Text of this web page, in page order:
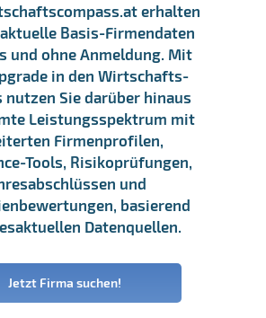
erhalten
Basis-Firmendaten
und ohne Anmeldung. Mit
in den Wirtschafts-
nutzen Sie darüber hinaus
Leistungsspektrum mit
Firmenprofilen,
Tools, Risikoprüfungen,
und
basierend
Datenquellen.
Jetzt Firma suchen!